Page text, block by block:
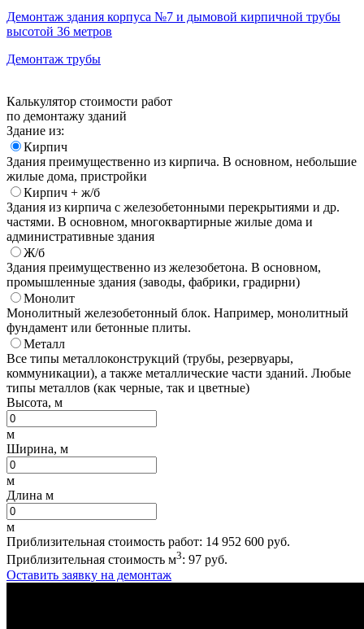
Демонтаж здания корпуса №7 и дымовой кирпичной трубы
высотой 36 метров
Демонтаж трубы
Калькулятор стоимости работ
по демонтажу зданий
Здание из:
Кирпич
Здания преимущественно из кирпича. В основном, небольшие
жилые дома, пристройки
Кирпич + ж/б
Здания из кирпича с железобетонными перекрытиями и др.
частями. В основном, многоквартирные жилые дома и
административные здания
Ж/б
Здания преимущественно из железобетона. В основном,
промышленные здания (заводы, фабрики, градирни)
Монолит
Монолитный железобетонный блок. Например, монолитный
фундамент или бетонные плиты.
Металл
Все типы металлоконструкций (трубы, резервуары,
коммуникации), а также металлические части зданий. Любые
типы металлов (как черные, так и цветные)
Высота, м
м
Ширина, м
м
Длина м
м
Приблизительная стоимость работ: 14 952 600 руб.
Приблизительная стоимость м3: 97 руб.
Оставить заявку на демонтаж